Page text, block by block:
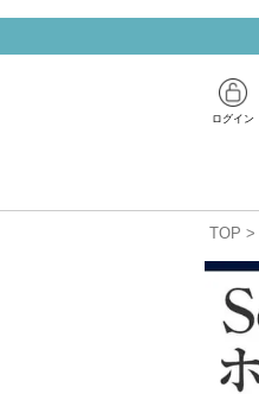
ログイン
TOP